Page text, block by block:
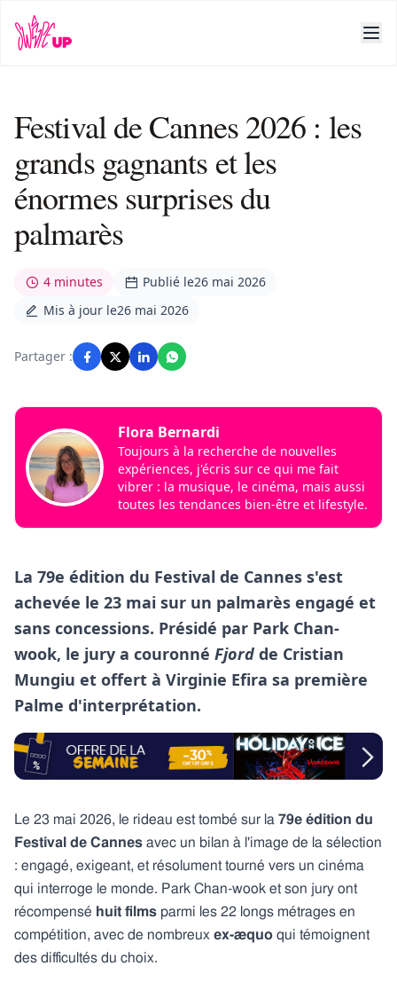
Festival de Cannes 2026 : les
grands gagnants et les
énormes surprises du
palmarès
4 minutes Publié le26 mai 2026
Mis à jour le26 mai 2026
Partager :
Flora Bernardi
Toujours à la recherche de nouvelles
expériences, j'écris sur ce qui me fait
vibrer : la musique, le cinéma, mais aussi
toutes les tendances bien-être et lifestyle.
La 79e édition du Festival de Cannes s'est
achevée le 23 mai sur un palmarès engagé et
sans concessions. Présidé par Park Chan-
wook, le jury a couronné Fjord de Cristian
Mungiu et offert à Virginie Efira sa première
Palme d'interprétation.
Le 23 mai 2026, le rideau est tombé sur la 79e édition du
Festival de Cannes avec un bilan à l'image de la sélection
: engagé, exigeant, et résolument tourné vers un cinéma
qui interroge le monde. Park Chan-wook et son jury ont
récompensé huit films parmi les 22 longs métrages en
compétition, avec de nombreux ex-æquo qui témoignent
des difficultés du choix.